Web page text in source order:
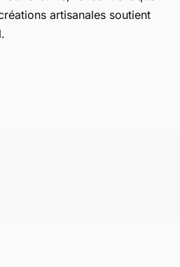
artisanales soutient